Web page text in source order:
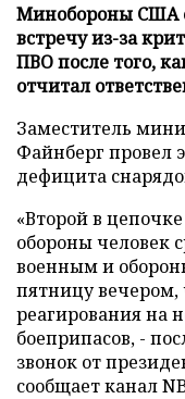
Минобороны США
встречу из-за
ПВО после того,
отчитал
Заместитель
Файнберг провел
дефицита
«Второй в
обороны человек
военным и
пятницу вечером,
реагирования на
боеприпасов, -
звонок от
сообщает канал